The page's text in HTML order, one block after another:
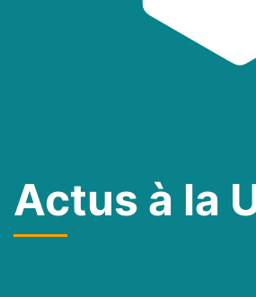
Actus à la